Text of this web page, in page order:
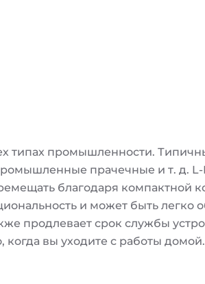
типах промышленности.
прачечные и т. д.
благодаря компактной
и может быть легко
продлевает срок службы
когда вы уходите с работы домой.